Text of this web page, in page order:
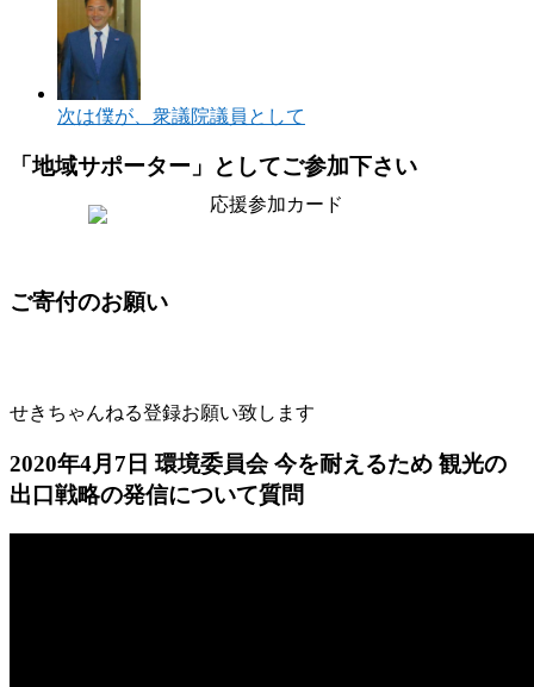
次は僕が、衆議院議員として
「地域サポーター」としてご参加下さい
ご寄付のお願い
せきちゃんねる登録お願い致します
2020年4月7日 環境委員会 今を耐えるため 観光の
出口戦略の発信について質問